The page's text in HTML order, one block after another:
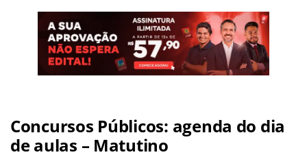
Concursos Públicos: agenda do dia
de aulas – Matutino